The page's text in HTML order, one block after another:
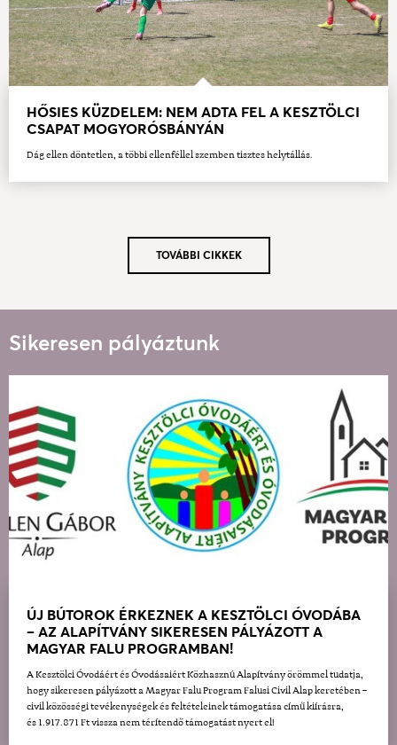
HŐSIES KÜZDELEM: NEM ADTA FEL A KESZTÖLCI
CSAPAT MOGYORÓSBÁNYÁN
Dág ellen döntetlen, a többi ellenféllel szemben tisztes helytállás.
TOVÁBBI CIKKEK
Sikeresen pályáztunk
ÚJ BÚTOROK ÉRKEZNEK A KESZTÖLCI ÓVODÁBA
– AZ ALAPÍTVÁNY SIKERESEN PÁLYÁZOTT A
MAGYAR FALU PROGRAMBAN!
A Kesztölci Óvodáért és Óvodásaiért Közhasznú Alapítvány örömmel tudatja,
hogy sikeresen pályázott a Magyar Falu Program Falusi Civil Alap keretében –
civil közösségi tevékenységek és feltételeinek támogatása című kiírásra,
és 1.917.871 Ft vissza nem térítendő támogatást nyert el!